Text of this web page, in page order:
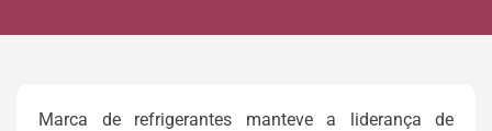
Marca de refrigerantes manteve a liderança de